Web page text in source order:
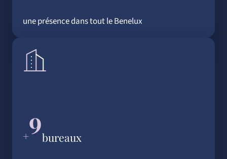
une présence dans tout le Benelux
+9
bureaux